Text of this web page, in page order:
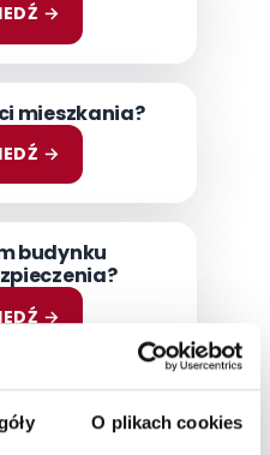
O plikach cookies
→
mieszkania?
→
budynku
→
aby